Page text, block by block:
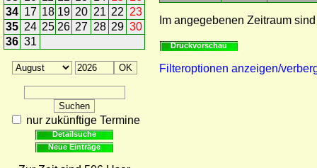
34 17 18 19 20 21 22 23
35 24 25 26 27 28 29 30
36 31
nur zukünftige Termine
Detailsuche
Neue Einträge
Im angegebenen Zeitraum
Druckvorschau
Filteroptionen anzeigen/